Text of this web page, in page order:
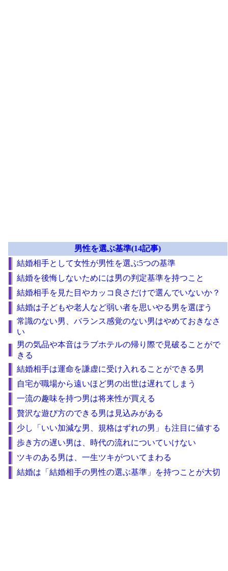
男性を選ぶ基準(14記事)
結婚相手として女性が男性を選ぶ5つの基準
結婚を後悔しないためには男の判定基準を持つこと
結婚相手を見た目やカッコ良さだけで選んでいないか？
結婚は子どもや老人など弱い者を思いやる男を選ぼう
常識のない男、バランス感覚のない男はやめておきなさ
い
男の気品や本音はラブホテルの帰り際で見破ることがで
きる
結婚相手は運命を謙虚に受け入れることができる男
自宅が職場から遠いほど男の出世は遅れてしまう
一流の趣味を持つ男は将来性が買える
贅沢な遊び方のできる男は見込みがある
少し「いい加減な男、規格はずれの男」も注目に値する
歩き方の遅い男は、時代の流れについていけない
ツキのある男は、一生ツキがついてまわる
結婚は「結婚相手の男性の選ぶ基準」を持つことが大切